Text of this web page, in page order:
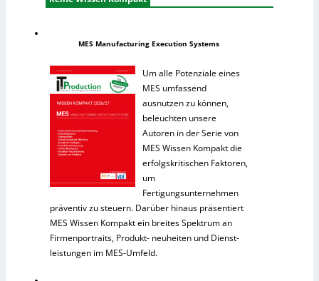
MES Manufacturing Execution Systems
Um alle Potenziale eines
MES umfassend
ausnutzen zu können,
beleuchten unsere
Autoren in der Serie von
MES Wissen Kompakt die
erfolgskritischen Faktoren,
um
Fertigungsunternehmen
präventiv zu steuern. Darüber hinaus präsentiert
MES Wissen Kompakt ein breites Spektrum an
Firmenportraits, Produkt- neuheiten und Dienst-
leistungen im MES-Umfeld.